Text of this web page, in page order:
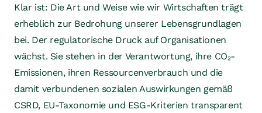
Klar ist: Die Art und Weise wie wir Wirtschaften trägt
erheblich zur Bedrohung unserer Lebensgrundlagen
bei. Der regulatorische Druck auf Organisationen
wächst. Sie stehen in der Verantwortung, ihre CO₂-
Emissionen, ihren Ressourcenverbrauch und die
damit verbundenen sozialen Auswirkungen gemäß
CSRD, EU-Taxonomie und ESG-Kriterien transparent